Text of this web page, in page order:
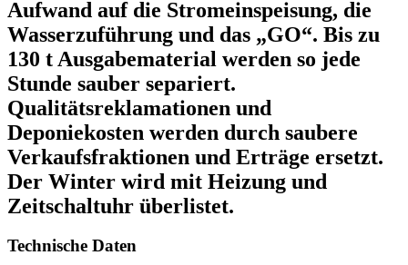
Aufwand auf die Stromeinspeisung, die
Wasserzuführung und das „GO“. Bis zu
130 t Ausgabematerial werden so jede
Stunde sauber separiert.
Qualitätsreklamationen und
Deponiekosten werden durch saubere
Verkaufsfraktionen und Erträge ersetzt.
Der Winter wird mit Heizung und
Zeitschaltuhr überlistet.
Technische Daten